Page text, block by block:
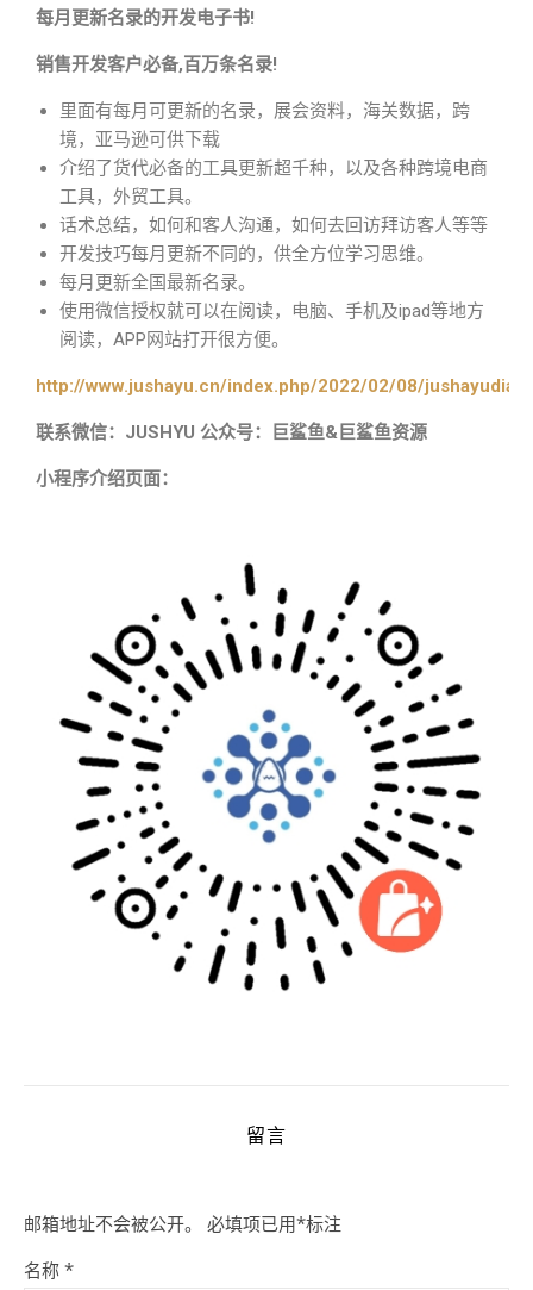
每月更新名录的开发电子书!
销售开发客户必备,百万条名录!
里面有每月可更新的名录，展会资料，海关数据，跨
境，亚马逊可供下载
介绍了货代必备的工具更新超千种，以及各种跨境电商
工具，外贸工具。
话术总结，如何和客人沟通，如何去回访拜访客人等等
开发技巧每月更新不同的，供全方位学习思维。
每月更新全国最新名录。
使用微信授权就可以在阅读，电脑、手机及ipad等地方
阅读，APP网站打开很方便。
http://www.jushayu.cn/index.php/2022/02/08/
联系微信：JUSHYU 公众号：巨鲨鱼&巨鲨鱼资源
小程序介绍页面：
留言
邮箱地址不会被公开。 必填项已用*标注
名称 *